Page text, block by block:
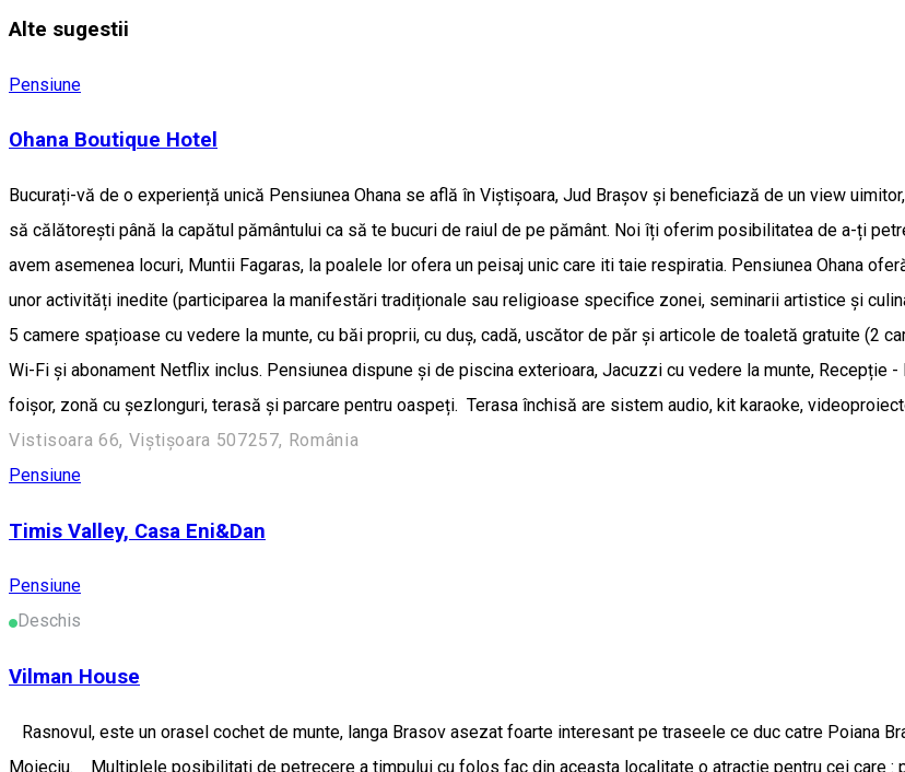
Alte sugestii
Pensiune
Ohana Boutique Hotel
Bucurați-vă de o experiență unică Pensiunea Ohana se află în Viștișoara, Jud Brașov și beneficiază de un view
să călătorești până la capătul pământului ca să te bucuri de raiul de pe pământ. Noi îți oferim posibilitatea de a-ți
avem asemenea locuri, Muntii Fagaras, la poalele lor ofera un peisaj unic care iti taie respiratia. Pensiunea Ohana
unor activități inedite (participarea la manifestări tradiționale sau religioase specifice zonei, seminarii artistice și
5 camere spațioase cu vedere la munte, cu băi proprii, cu duș, cadă, uscător de păr și articole de toaletă gratuite (2
Wi-Fi și abonament Netflix inclus. Pensiunea dispune și de piscina exterioara, Jacuzzi cu vedere la munte, Recepție
foișor, zonă cu șezlonguri, terasă și parcare pentru oaspeți. Terasa închisă are sistem audio, kit karaoke,
Vistisoara 66, Viștișoara 507257, România
Pensiune
Timis Valley, Casa Eni&Dan
Pensiune
Deschis
Vilman House
Rasnovul, este un orasel cochet de munte, langa Brasov asezat foarte interesant pe traseele ce duc catre Poiana
Moieciu. Multiplele posibilitati de petrecere a timpului cu folos fac din aceasta localitate o atractie pentru cei care :